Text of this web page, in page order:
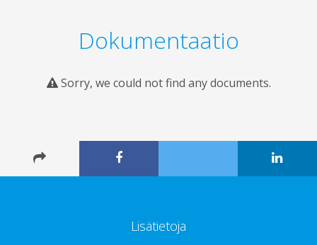
Dokumentaatio
Sorry, we could not find any documents.
Lisätietoja